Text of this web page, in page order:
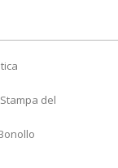
del